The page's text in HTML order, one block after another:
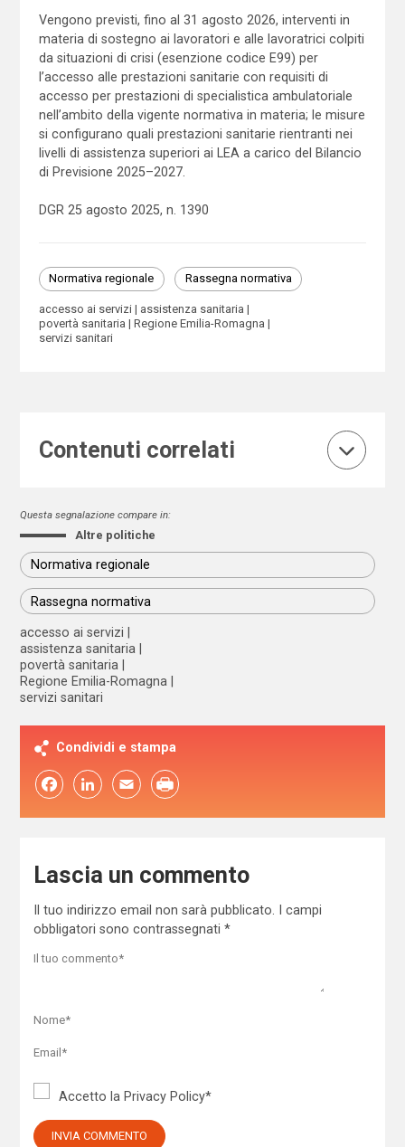
Vengono previsti, fino al 31 agosto 2026, interventi in
materia di sostegno ai lavoratori e alle lavoratrici colpiti
da situazioni di crisi (esenzione codice E99) per
l’accesso alle prestazioni sanitarie con requisiti di
accesso per prestazioni di specialistica ambulatoriale
nell’ambito della vigente normativa in materia; le misure
si configurano quali prestazioni sanitarie rientranti nei
livelli di assistenza superiori ai LEA a carico del Bilancio
di Previsione 2025–2027.
DGR 25 agosto 2025, n. 1390
Normativa regionale Rassegna normativa
accesso ai servizi
assistenza sanitaria
povertà sanitaria
Regione Emilia-Romagna
servizi sanitari
Contenuti correlati
Questa segnalazione compare in:
Altre politiche
Normativa regionale
Rassegna normativa
accesso ai servizi
assistenza sanitaria
povertà sanitaria
Regione Emilia-Romagna
servizi sanitari
Condividi e stampa
FacebookLinkedIn Email
Lascia un commento
Il tuo indirizzo email non sarà pubblicato.
I campi
obbligatori sono contrassegnati *
Accetto la Privacy Policy*